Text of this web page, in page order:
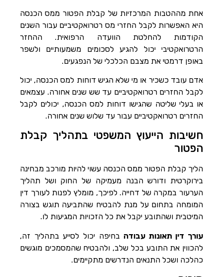
אחת מההטבות המרכזיות של קבלת הפטור ממס הכנסה
היא האפשרות לקבל החזרי מס רטרואקטיביים עבור השנים
הקודמות להחלטת הוועדה הרפואית. ההחזר
הרטרואקטיבי יכול להגיע לסכומים משמעותיים ולשפר
באופן דרמטי את מצבם הכלכלי של הנפגעים.
אדם עובד כשכיר או מי שלא הגיש דוחות למס הכנסה, יכול
לקבל החזרים רטרואקטיביים עד שש שנים אחורה. עצמאים
או בעלי שליטה שהגישו דוחות למס הכנסה, יכולים לקבל
החזרים רטרואקטיביים עבור עד שלוש שנים אחורה.
חשיבות הייעוץ המשפטי בתהליך קבלת
הפטור
הליך קבלת הפטור ממס הכנסה עשוי להיות מורכב מבחינה
בירוקרטית ודורש הבנה מעמיקה של החוק ושל תהליך
הערעור במקרה של דחייה. לפיכך, מומלץ לפנות לעורך דין
המומחה בתחום על מנת להבטיח שהתביעה תוגש בצורה
המיטבית ושהתובע יקבל את כל הזכויות המגיעות לו.
עורך דין תאונות עבודה בחיפה יכול לסייע בתהליך זה,
להכווין את התובע בכל שלב, ולהבטיח שהמסמכים מוגשים
כהלכה ושכל התנאים הנדרשים מתקיימים.